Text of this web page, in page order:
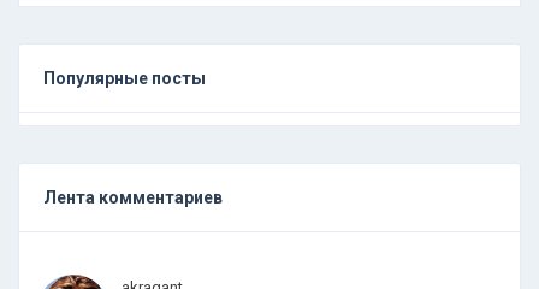
Популярные посты
Лента комментариев